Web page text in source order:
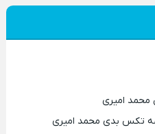
محمد امیری
تکس بدی محمد امیری